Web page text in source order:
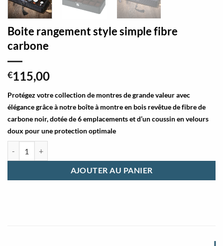
Boite rangement style simple fibre
carbone
€115,00
Protégez votre collection de montres de grande valeur avec
élégance grâce à notre boîte à montre en bois revêtue de fibre de
carbone noir, dotée de 6 emplacements et d’un coussin en velours
doux pour une protection optimale
AJOUTER AU PANIER